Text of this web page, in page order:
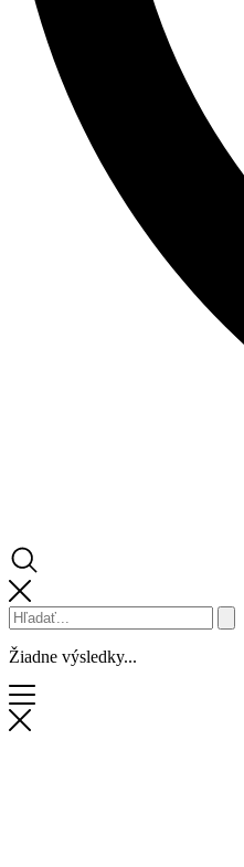
Žiadne výsledky...